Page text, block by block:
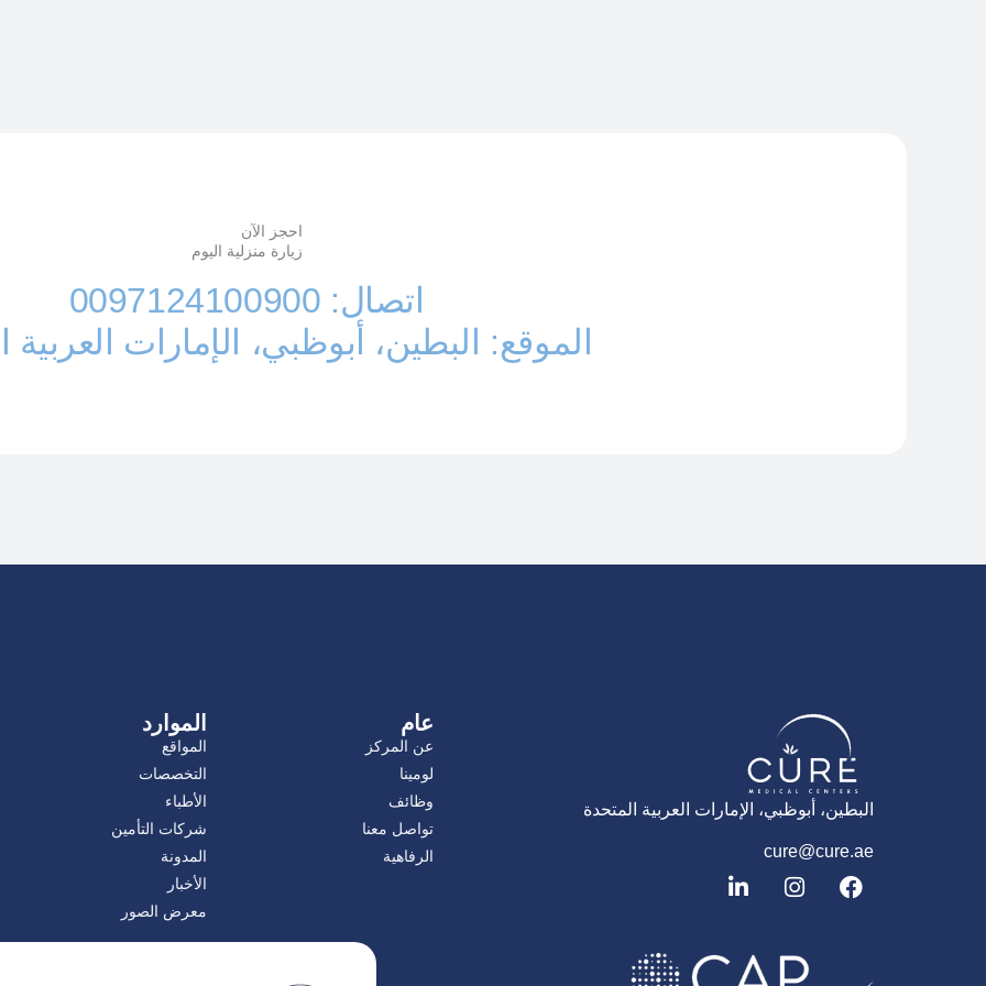
احجز الآن
زيارة منزلية اليوم
اتصال: 0097124100900
الموقع: البطين، أبوظبي، الإمارات العربية
البطين، أبوظبي، الإمارات العربية المتحدة
cure@cure.ae
ف
ي
ا
ن
غ
ل
ي
د
عام
عن المركز
لومينا
وظائف
تواصل معنا
الرفاهية
الموارد
المواقع
التخصصات
الأطباء
شركات التأمين
المدونة
الأخبار
معرض الصور